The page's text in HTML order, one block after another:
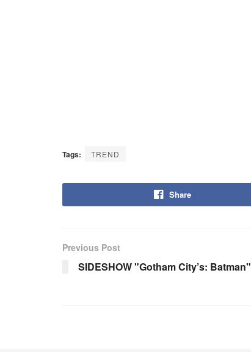
Tags: TREND
Share
Previous Post
SIDESHOW "Gotham City’s: Batman"